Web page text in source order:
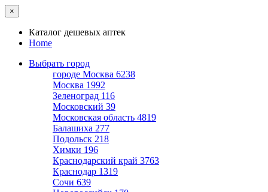
×
Каталог дешевых аптек
Home
Выбрать город
городе Москва 6238
Москва 1992
Зеленоград 116
Московский 39
Московская область 4819
Балашиха 277
Подольск 218
Химки 196
Краснодарский край 3763
Краснодар 1319
Сочи 639